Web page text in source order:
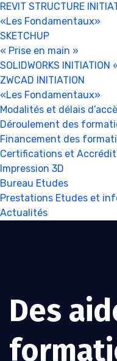
REVIT STRUCTURE
«Les Fondamentaux»
SKETCHUP
« Prise en main »
SOLIDWORKS
ZWCAD INITIATION
«Les Fondamentaux»
Modalités et délais
Déroulement des
Financement des
Certifications et
Impression 3D
Bureau Etudes
Prestations Etudes et
Actualités
Des